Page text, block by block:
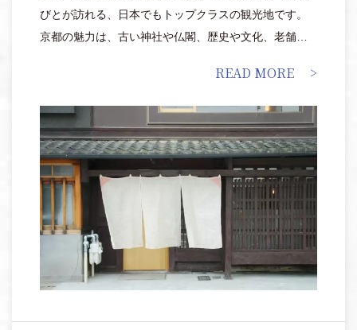
びとが訪れる、日本でもトップクラスの観光地です。
京都の魅力は、古い神社や仏閣、歴史や文化、老舗の
中心部の市街地や繁華街に残る町家風情も、京都なら
では。近年では、京町家をリノベートしたショップや
飲食店、宿泊施設などが数多く登場し、高い人気を集
めています。
READ MORE